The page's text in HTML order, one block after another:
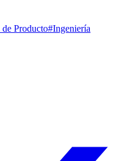
Producto#Ingeniería